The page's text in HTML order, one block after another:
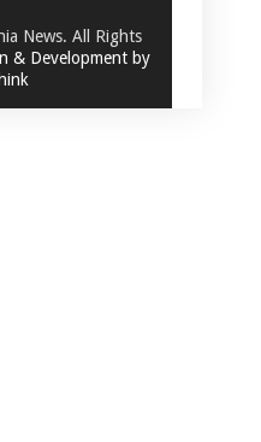
News. All Rights
& Development by